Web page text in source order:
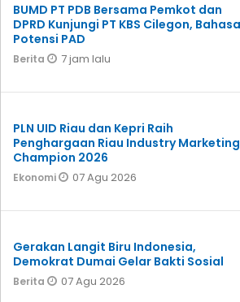
BUMD PT PDB Bersama Pemkot dan
DPRD Kunjungi PT KBS Cilegon, Bahasan
Potensi PAD
Berita 7 jam lalu
PLN UID Riau dan Kepri Raih
Penghargaan Riau Industry Marketing
Champion 2026
Ekonomi 07 Agu 2026
Gerakan Langit Biru Indonesia,
Demokrat Dumai Gelar Bakti Sosial
Berita 07 Agu 2026